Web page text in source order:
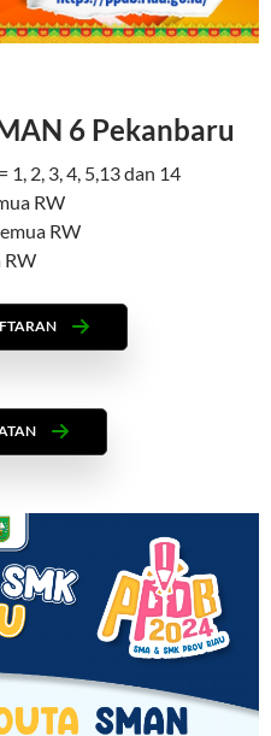
6 Pekanbaru
2, 3, 4, 5,13 dan 14
RW
RW
RW